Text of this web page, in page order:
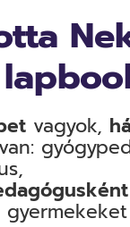
vagyok,
van: